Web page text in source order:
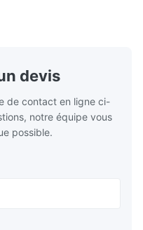
devis
de contact en ligne ci-
notre équipe vous
possible.